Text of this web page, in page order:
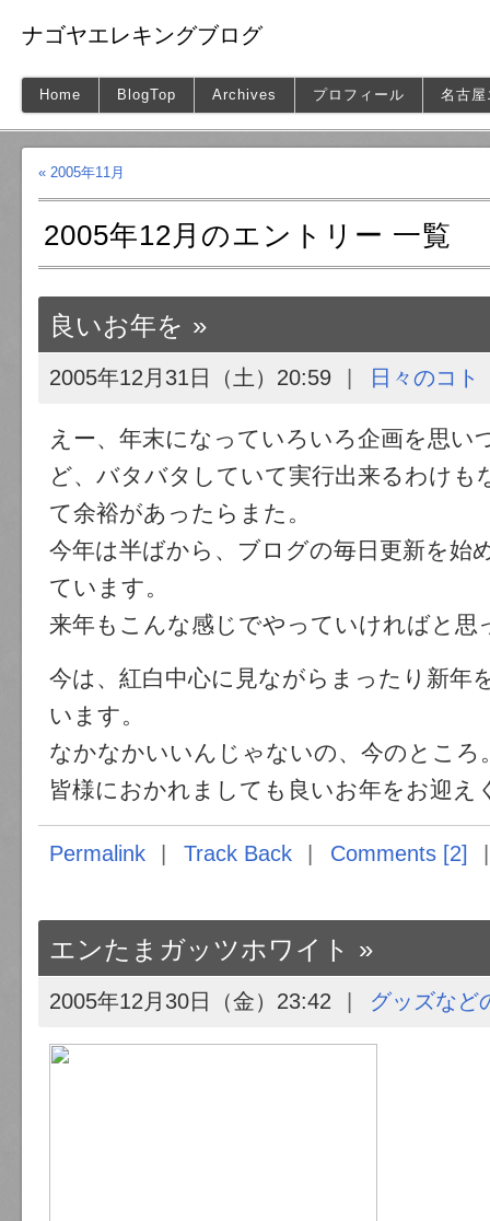
ナゴヤエレキングブログ
Home BlogTop Archives プロフィール 名古
« 2005年11月
2005年12月のエントリー 一覧
良いお年を
2005年12月31日（土）20:59 日々のコト
えー、年末になっていろいろ企画を思い
ど、バタバタしていて実行出来るわけも
て余裕があったらまた。
今年は半ばから、ブログの毎日更新を始
ています。
来年もこんな感じでやっていければと思
今は、紅白中心に見ながらまったり新年
います。
なかなかいいんじゃないの、今のところ
皆様におかれましても良いお年をお迎え
Permalink Track Back Comments [2]
エンたまガッツホワイト
2005年12月30日（金）23:42 グッズなど